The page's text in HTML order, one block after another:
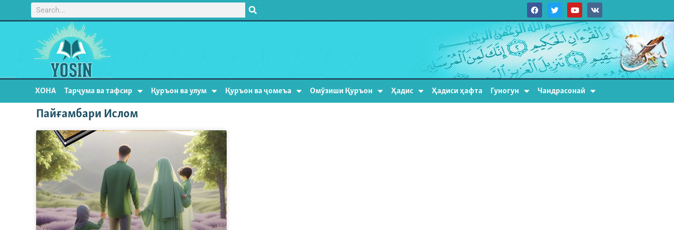
ХОНА Тарҷума ва тафсир Қуръон ва улум Қуръон ва ҷомеъа Омӯзиши Қуръон Ҳадис Ҳадиси ҳафта Гуногун Чандрасонаӣ
Пайғамбари Ислом